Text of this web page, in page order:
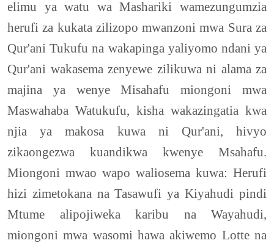
elimu ya watu wa Mashariki wamezungumzia
herufi za kukata zilizopo mwanzoni mwa Sura za
Qur'ani Tukufu na wakapinga yaliyomo ndani ya
Qur'ani wakasema zenyewe zilikuwa ni alama za
majina ya wenye Misahafu miongoni mwa
Maswahaba Watukufu, kisha wakazingatia kwa
njia ya makosa kuwa ni Qur'ani, hivyo
zikaongezwa kuandikwa kwenye Msahafu.
Miongoni mwao wapo waliosema kuwa: Herufi
hizi zimetokana na Tasawufi ya Kiyahudi pindi
Mtume alipojiweka karibu na Wayahudi,
miongoni mwa wasomi hawa akiwemo Lotte na